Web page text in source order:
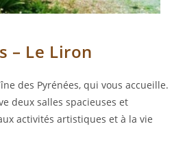
– Le Liron
des Pyrénées, qui vous accueille.
deux salles spacieuses et
activités artistiques et à la vie